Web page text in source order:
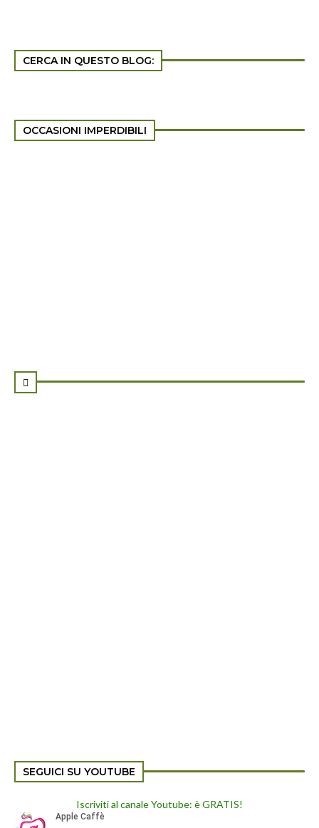
CERCA IN QUESTO BLOG:
OCCASIONI IMPERDIBILI

SEGUICI SU YOUTUBE
Iscriviti al canale Youtube: è GRATIS!